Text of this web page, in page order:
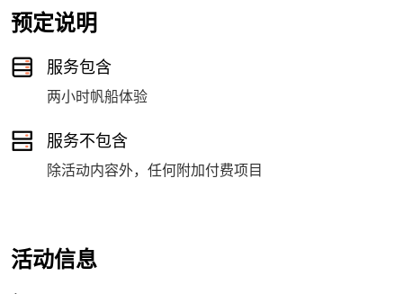
预定说明
服务包含
两小时帆船体验
服务不包含
除活动内容外，任何附加付费项目
活动信息